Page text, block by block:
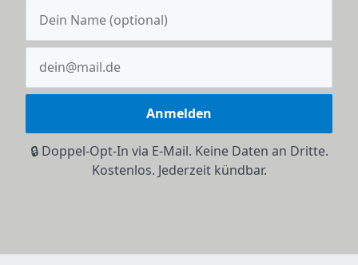
Anmelden
🔒 Doppel-Opt-In via E-Mail. Keine Daten an Dritte.
Kostenlos. Jederzeit kündbar.